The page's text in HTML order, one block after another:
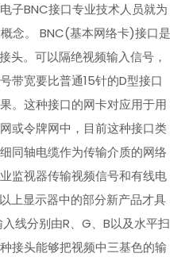
子BNC接口专业技术人员就为
念。 BNC(基本网络卡)接口是
头。可以隔绝视频输入信号，
带宽要比普通15针的D型接口
。这种接口的网卡对应用于用
或令牌网中，目前这种接口类
同轴电缆作为传输介质的网络
监视器传输视频信号和有线电
上显示器中的部分新产品才具
线分别由R、G、B以及水平扫
接头能够把视频中三基色的输